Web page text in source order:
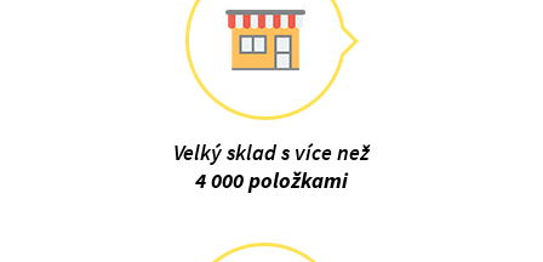
Velký sklad s více než
4 000 položkami